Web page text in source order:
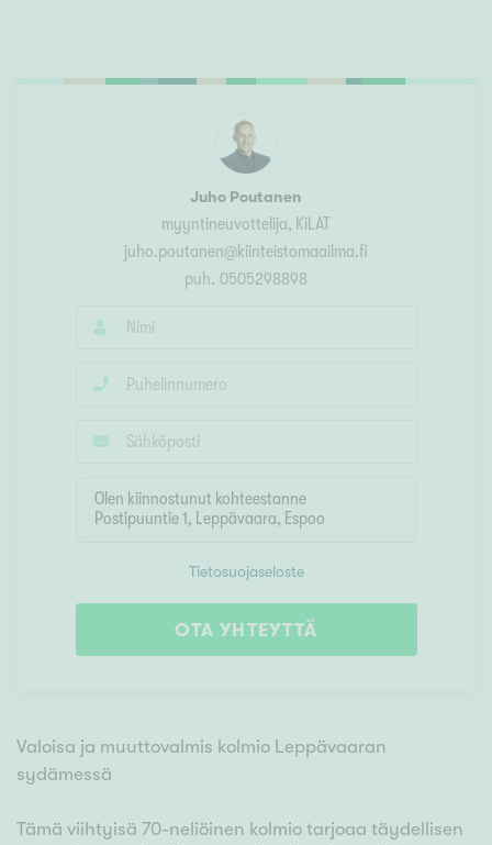
Juho Poutanen
myyntineuvottelija, KiLAT
juho.poutanen@kiinteistomaailma.fi
puh. 0505298898
Tietosuojaseloste
OTA YHTEYTTÄ
Valoisa ja muuttovalmis kolmio Leppävaaran
sydämessä
Tämä viihtyisä 70-neliöinen kolmio tarjoaa täydellisen